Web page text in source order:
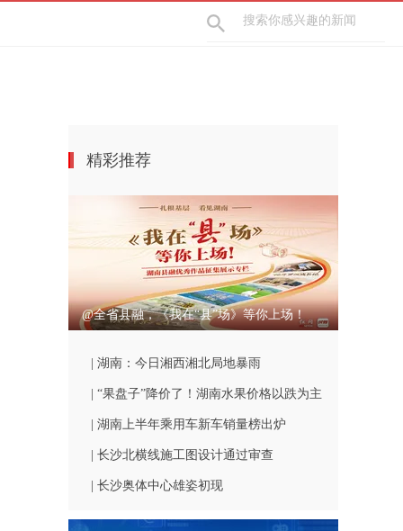
精彩推荐
@全省县融，《我在“县”场》等你上场！
| 湖南：今日湘西湘北局地暴雨
| “果盘子”降价了！湖南水果价格以跌为主
| 湖南上半年乘用车新车销量榜出炉
| 长沙北横线施工图设计通过审查
| 长沙奥体中心雄姿初现